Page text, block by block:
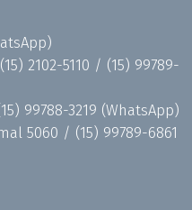
(15) 2102-5110 / (15) 99789-
99788-3219 (WhatsApp)
5060 / (15) 99789-6861